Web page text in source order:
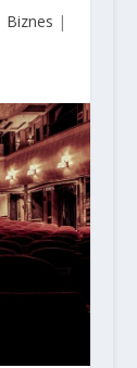
Biznes |